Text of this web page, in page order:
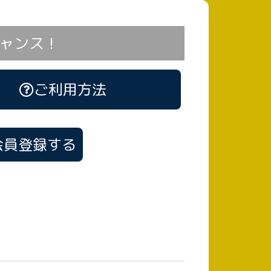
ンス！
ご利用方法
登録する